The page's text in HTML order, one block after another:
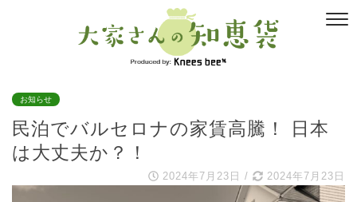
お知らせ
民泊でバルセロナの家賃高騰！ 日本
は大丈夫か？！
2024年7月23日 / 2024年7月23日